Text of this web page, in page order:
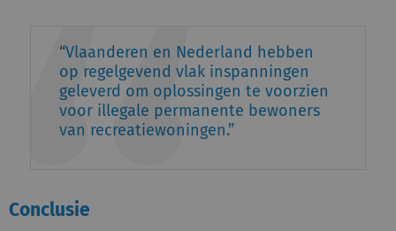
Vlaanderen en Nederland hebben
op regelgevend vlak inspanningen
geleverd om oplossingen te voorzien
voor illegale permanente bewoners
van recreatiewoningen.
Conclusie